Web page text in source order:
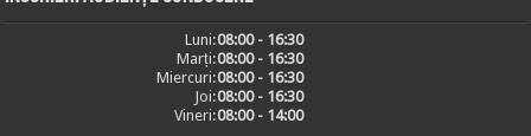
Luni:08:00 - 16:30
Marți:08:00 - 16:30
Miercuri:08:00 - 16:30
Joi:08:00 - 16:30
Vineri:08:00 - 14:00